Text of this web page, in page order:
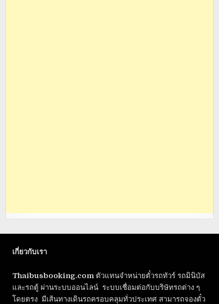
เกี่ยวกับเรา
Thaibusbooking.com ตัวแทนจำหน่ายตั๋วรถทัวร์ รถมินิบัส
และรถตู้ ผ่านระบบออนไลน์ ระบบเชื่อมต่อกับบริษัทรถต่าง ๆ
โดยตรง มีเส้นทางเดินรถครอบคลุมทั่วประเทศ สามารถจองตั๋ว